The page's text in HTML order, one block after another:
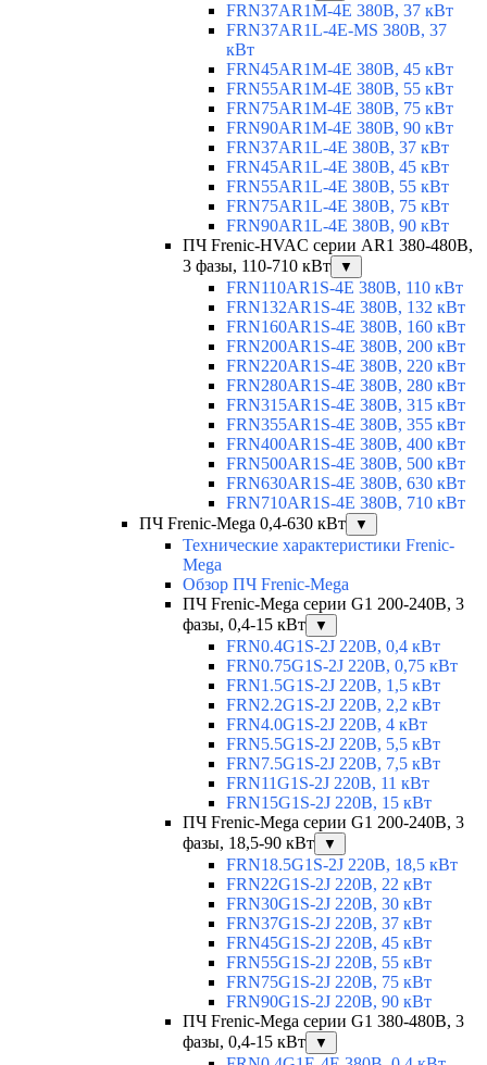
FRN37AR1M-4E 380В, 37 кВт
FRN37AR1L-4E-MS 380В, 37
кВт
FRN45AR1M-4E 380В, 45 кВт
FRN55AR1M-4E 380В, 55 кВт
FRN75AR1M-4E 380В, 75 кВт
FRN90AR1M-4E 380В, 90 кВт
FRN37AR1L-4E 380В, 37 кВт
FRN45AR1L-4E 380В, 45 кВт
FRN55AR1L-4E 380В, 55 кВт
FRN75AR1L-4E 380В, 75 кВт
FRN90AR1L-4E 380В, 90 кВт
ПЧ Frenic-HVAC серии AR1 380-480В,
3 фазы, 110-710 кВт
▼
FRN110AR1S-4E 380В, 110 кВт
FRN132AR1S-4E 380В, 132 кВт
FRN160AR1S-4E 380В, 160 кВт
FRN200AR1S-4E 380В, 200 кВт
FRN220AR1S-4E 380В, 220 кВт
FRN280AR1S-4E 380В, 280 кВт
FRN315AR1S-4E 380В, 315 кВт
FRN355AR1S-4E 380В, 355 кВт
FRN400AR1S-4E 380В, 400 кВт
FRN500AR1S-4E 380В, 500 кВт
FRN630AR1S-4E 380В, 630 кВт
FRN710AR1S-4E 380В, 710 кВт
ПЧ Frenic-Mega 0,4-630 кВт
▼
Технические характеристики Frenic-
Mega
Обзор ПЧ Frenic-Mega
ПЧ Frenic-Mega серии G1 200-240В, 3
фазы, 0,4-15 кВт
▼
FRN0.4G1S-2J 220В, 0,4 кВт
FRN0.75G1S-2J 220В, 0,75 кВт
FRN1.5G1S-2J 220В, 1,5 кВт
FRN2.2G1S-2J 220В, 2,2 кВт
FRN4.0G1S-2J 220В, 4 кВт
FRN5.5G1S-2J 220В, 5,5 кВт
FRN7.5G1S-2J 220В, 7,5 кВт
FRN11G1S-2J 220В, 11 кВт
FRN15G1S-2J 220В, 15 кВт
ПЧ Frenic-Mega серии G1 200-240В, 3
фазы, 18,5-90 кВт
▼
FRN18.5G1S-2J 220В, 18,5 кВт
FRN22G1S-2J 220В, 22 кВт
FRN30G1S-2J 220В, 30 кВт
FRN37G1S-2J 220В, 37 кВт
FRN45G1S-2J 220В, 45 кВт
FRN55G1S-2J 220В, 55 кВт
FRN75G1S-2J 220В, 75 кВт
FRN90G1S-2J 220В, 90 кВт
ПЧ Frenic-Mega серии G1 380-480В, 3
фазы, 0,4-15 кВт
▼